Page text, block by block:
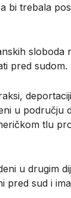
bi trebala
sloboda
pred sudom.
u području
tlu
u drugim
pred sud i